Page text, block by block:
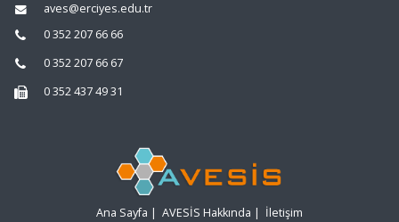
aves@erciyes.edu.tr
0 352 207 66 66
0 352 207 66 67
0 352 437 49 31
Ana Sayfa | AVESİS Hakkında | İletişim